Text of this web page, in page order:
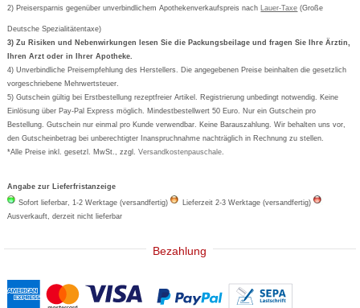
Vertrag widerrufen
Newsletteranmeldung
Formoline
Wick
Eucerin
Basica
2) Preisersparnis gegenüber unverbindlichem Apothekenverkaufspreis nach Lauer-Taxe (Große
Deutsche Spezialitätentaxe)
3) Zu Risiken und Nebenwirkungen lesen Sie die Packungsbeilage und fragen Sie Ihre Ärztin,
Ihren Arzt oder in Ihrer Apotheke.
4) Unverbindliche Preisempfehlung des Herstellers. Die angegebenen Preise beinhalten die gesetzlich
vorgeschriebene Mehrwertsteuer.
5) Gutschein gültig bei Erstbestellung rezeptfreier Artikel. Registrierung unbedingt notwendig. Keine
Einlösung über Pay-Pal Express möglich. Mindestbestellwert 50 Euro. Nur ein Gutschein pro
Bestellung. Gutschein nur einmal pro Kunde verwendbar. Keine Barauszahlung. Wir behalten uns vor,
den Gutscheinbetrag bei unberechtigter Inanspruchnahme nachträglich in Rechnung zu stellen.
*Alle Preise inkl. gesetzl. MwSt., zzgl.Versandkostenpauschale
Angabe zur Lieferfristanzeige
Sofort lieferbar, 1-2 Werktage (versandfertig)
Lieferzeit 2-3 Werktage (versandfertig)
Ausverkauft, derzeit nicht lieferbar
Bezahlung